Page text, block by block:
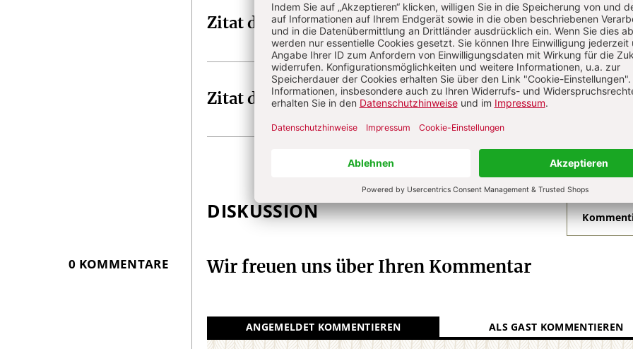
Zitat der Woche
Zitat der Woche
DISKUSSION
0 KOMMENTARE Wir freuen uns über Ihren Kommentar
ANGEMELDET KOMMENTIEREN ALS GAST KOMMENTIEREN